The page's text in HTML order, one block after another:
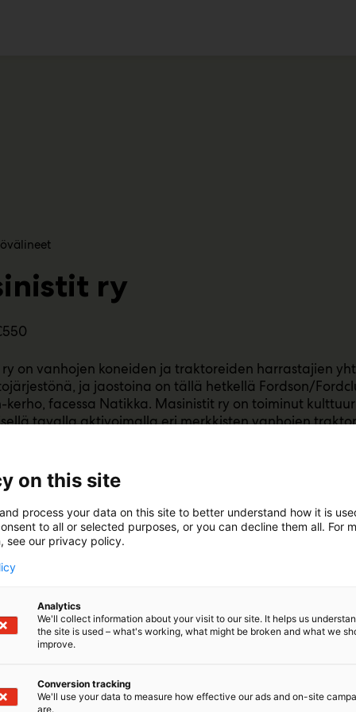
ry
ry on vanhojen koneiden ja traktoreiden harrastajien
ja jaostoina on tällä hetkellä Fordson/
kerho, facessa Natikka. Masinistit ry on toiminut
tavalla aktivoimalla eri merkkisten vanhojen
moottorisahojen ja maamoottoreiden
tuomalla työn tulokset myös laajasti suuren
Rauta ja Petrooli tapahtumassa. Tietoa jaetaan täällä
ja DVD julkaisuina. Masinistiryhmä löytyy
mm. tapahtumailmoituksia. Rauta ja Petrooli on
on this site
process your data on this site to better understand how it is
to all or selected purposes, or you can decline them all. For
see our privacy policy.
Analytics
We'll collect information about your visit to our site. It helps us
the site is used – what's working, what might be broken and what we
improve.
Conversion tracking
We'll use your data to measure how effective our ads and on-site
are.